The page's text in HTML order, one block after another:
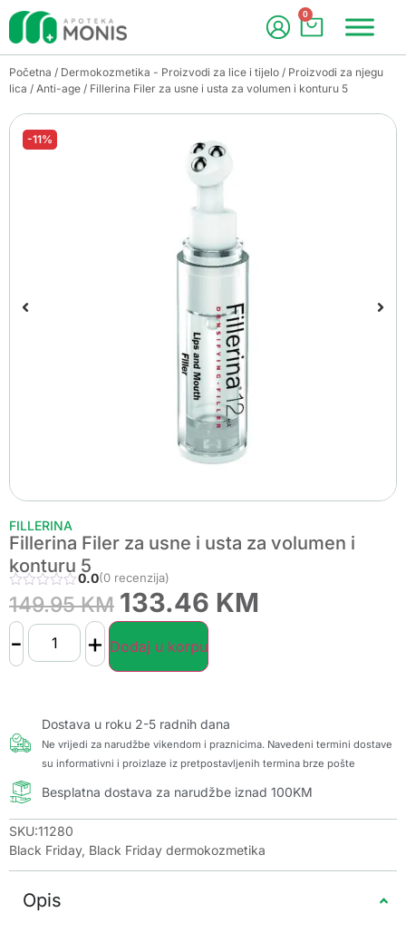
0
Početna / Dermokozmetika - Proizvodi za lice i tijelo / Proizvodi za njegu
lica / Anti-age / Fillerina Filer za usne i usta za volumen i konturu 5
-11%
FILLERINA
Fillerina Filer za usne i usta za volumen i
konturu 5
0.0(0 recenzija)
149.95KM 133.46 KM
- + Dodaj u korpu
Dostava u roku 2-5 radnih dana
Ne vrijedi za narudžbe vikendom i praznicima. Navedeni termini dostave
su informativni i proizlaze iz pretpostavljenih termina brze pošte
Besplatna dostava za narudžbe iznad 100KM
SKU:11280
Black Friday, Black Friday dermokozmetika
Opis